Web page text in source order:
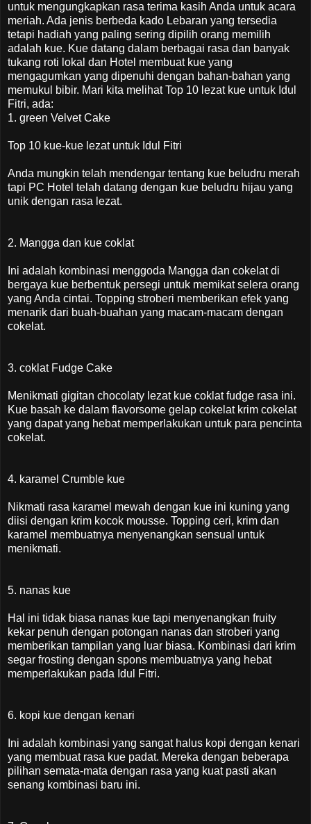
untuk mengungkapkan rasa terima kasih Anda untuk acara
meriah. Ada jenis berbeda kado Lebaran yang tersedia
tetapi hadiah yang paling sering dipilih orang memilih
adalah kue. Kue datang dalam berbagai rasa dan banyak
tukang roti lokal dan Hotel membuat kue yang
mengagumkan yang dipenuhi dengan bahan-bahan yang
memukul bibir. Mari kita melihat Top 10 lezat kue untuk Idul
Fitri, ada:
1. green Velvet Cake
Top 10 kue-kue lezat untuk Idul Fitri
Anda mungkin telah mendengar tentang kue beludru merah
tapi PC Hotel telah datang dengan kue beludru hijau yang
unik dengan rasa lezat.
2. Mangga dan kue coklat
Ini adalah kombinasi menggoda Mangga dan cokelat di
bergaya kue berbentuk persegi untuk memikat selera orang
yang Anda cintai. Topping stroberi memberikan efek yang
menarik dari buah-buahan yang macam-macam dengan
cokelat.
3. coklat Fudge Cake
Menikmati gigitan chocolaty lezat kue coklat fudge rasa ini.
Kue basah ke dalam flavorsome gelap cokelat krim cokelat
yang dapat yang hebat memperlakukan untuk para pencinta
cokelat.
4. karamel Crumble kue
Nikmati rasa karamel mewah dengan kue ini kuning yang
diisi dengan krim kocok mousse. Topping ceri, krim dan
karamel membuatnya menyenangkan sensual untuk
menikmati.
5. nanas kue
Hal ini tidak biasa nanas kue tapi menyenangkan fruity
kekar penuh dengan potongan nanas dan stroberi yang
memberikan tampilan yang luar biasa. Kombinasi dari krim
segar frosting dengan spons membuatnya yang hebat
memperlakukan pada Idul Fitri.
6. kopi kue dengan kenari
Ini adalah kombinasi yang sangat halus kopi dengan kenari
yang membuat rasa kue padat. Mereka dengan beberapa
pilihan semata-mata dengan rasa yang kuat pasti akan
senang kombinasi baru ini.